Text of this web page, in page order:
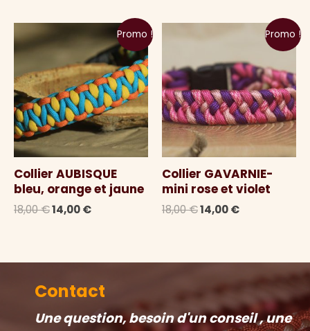
était : est :
11,00 €.
28,00 €.
Promo !
Collier AUBISQUE
bleu, orange et jaune
18,00€Le
18,00 €.
14,00€Le
14,00 €.
Promo !
Collier GAVARNIE-
mini rose et violet
18,00€Le
18,00 €.
14,00€Le
14,00 €.
Contact
Une question, besoin d'un conseil , une